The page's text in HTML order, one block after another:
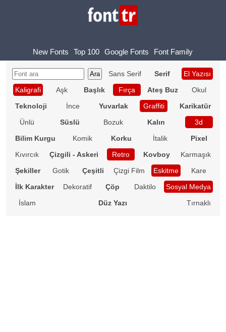
New Fonts Top 100 Google Fonts Font Family
Sans Serif Serif
El Yazısı
Kaligrafi
Aşk Başlık Fırça Ateş Buz
Okul
Teknoloji
İnce Yuvarlak Graffiti
Karikatür
Ünlü
Süslü Bozuk Kalın
3d
Bilim Kurgu
Komik Korku İtalik
Pixel
Kıvırcık
Çizgili - Askeri Retro Kovboy
Karmaşık
Şekiller
Gotik Çeşitli Çizgi Film Eskitme
Kare
İlk Karakter
Dekoratif Çöp Daktilo
Sosyal Medya
İslam
Düz Yazı Tırnaklı